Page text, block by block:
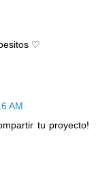
♡
AM
tu proyecto!